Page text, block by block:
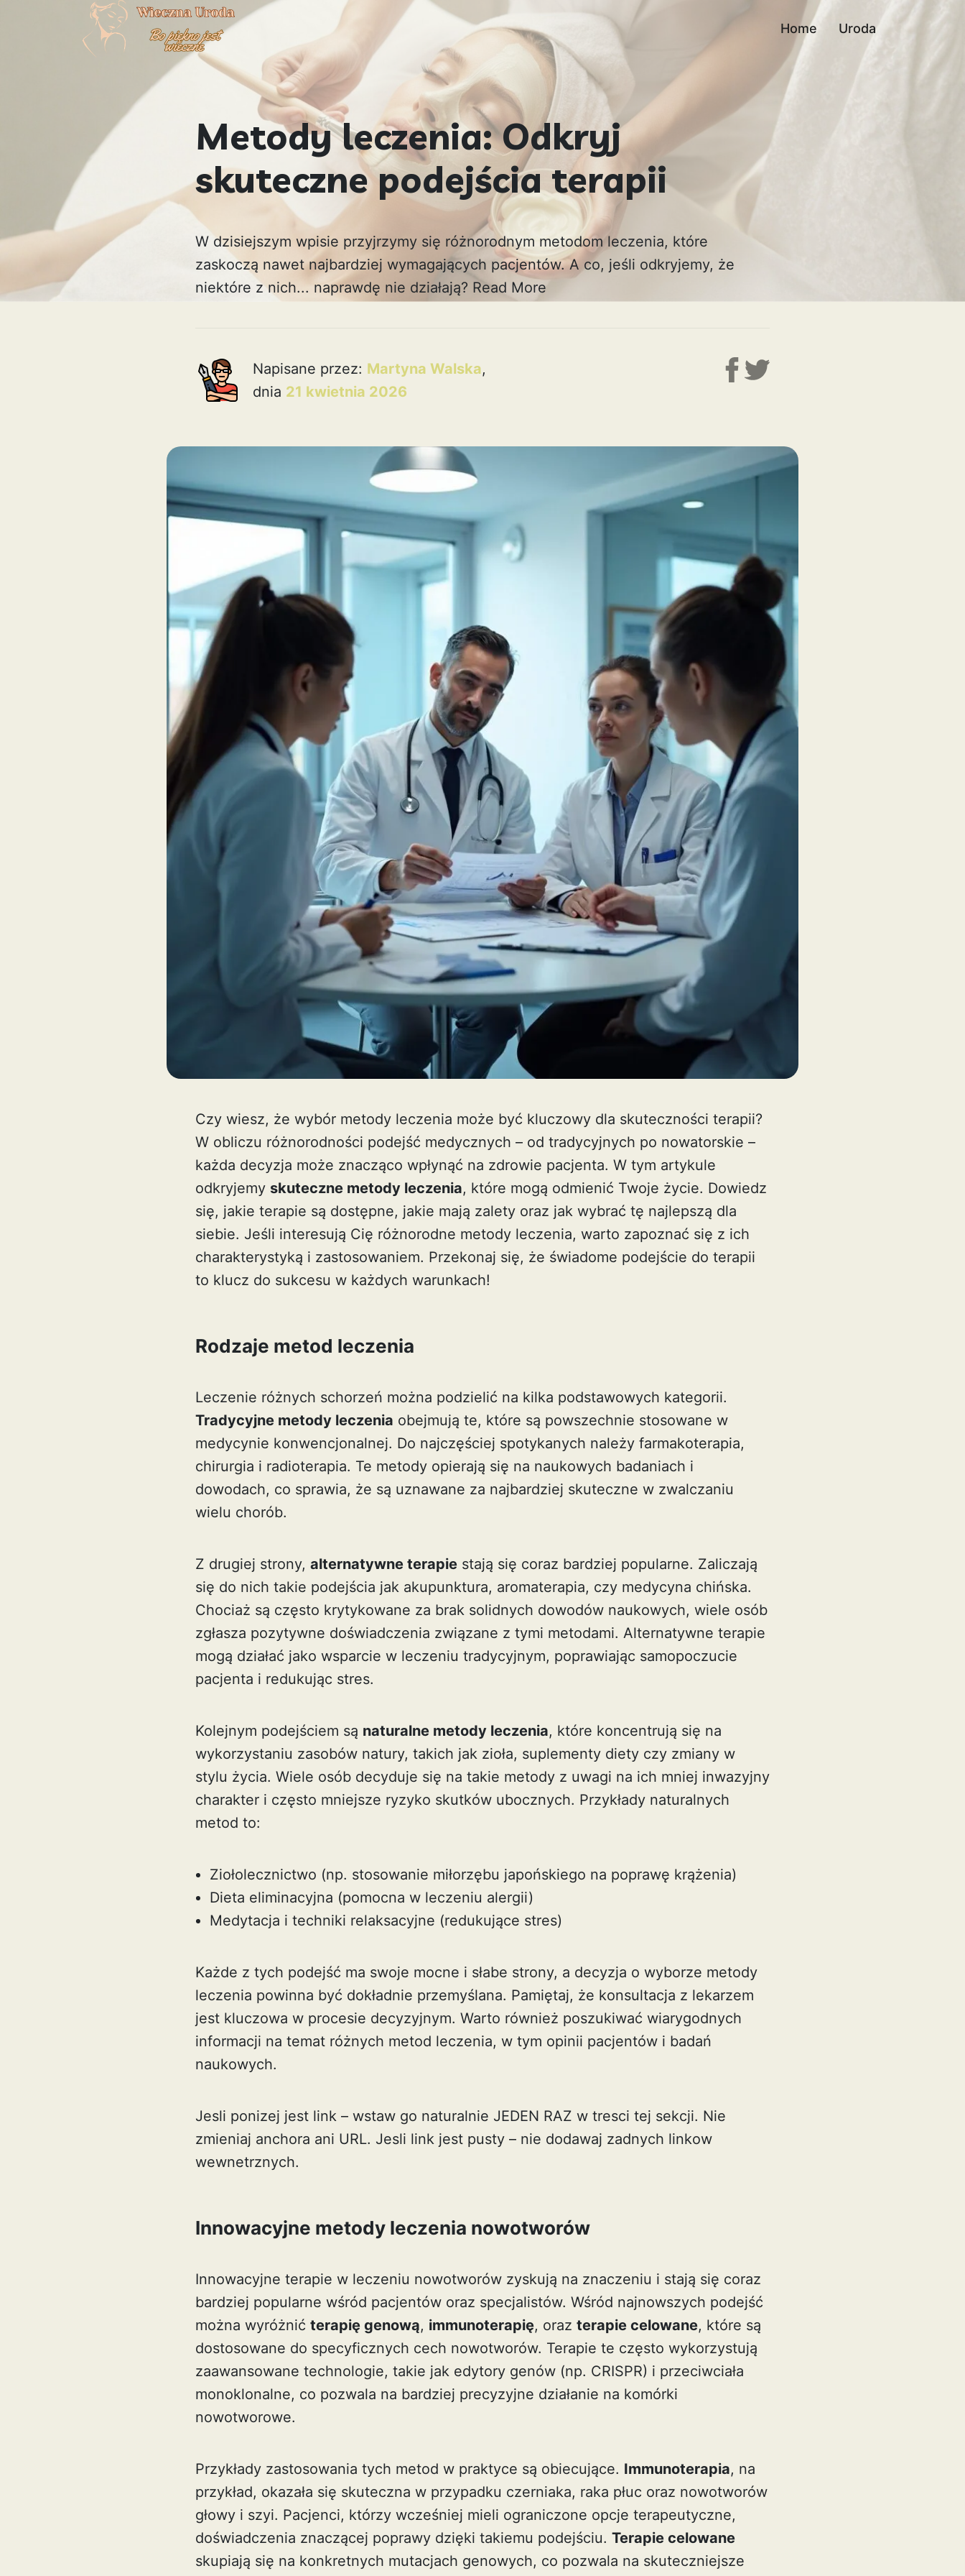
Home Uroda
Metody leczenia: Odkryj
skuteczne podejścia terapii
W dzisiejszym wpisie przyjrzymy się różnorodnym metodom leczenia, które
zaskoczą nawet najbardziej wymagających pacjentów. A co, jeśli odkryjemy, że
niektóre z nich... naprawdę nie działają? Read More
Napisane przez: Martyna Walska,
dnia 21 kwietnia 2026
Czy wiesz, że wybór metody leczenia może być kluczowy dla skuteczności terapii?
W obliczu różnorodności podejść medycznych – od tradycyjnych po nowatorskie –
każda decyzja może znacząco wpłynąć na zdrowie pacjenta. W tym artykule
odkryjemy skuteczne metody leczenia, które mogą odmienić Twoje życie. Dowiedz
się, jakie terapie są dostępne, jakie mają zalety oraz jak wybrać tę najlepszą dla
siebie. Jeśli interesują Cię różnorodne metody leczenia, warto zapoznać się z ich
charakterystyką i zastosowaniem. Przekonaj się, że świadome podejście do terapii
to klucz do sukcesu w każdych warunkach!
Rodzaje metod leczenia
Leczenie różnych schorzeń można podzielić na kilka podstawowych kategorii.
Tradycyjne metody leczenia obejmują te, które są powszechnie stosowane w
medycynie konwencjonalnej. Do najczęściej spotykanych należy farmakoterapia,
chirurgia i radioterapia. Te metody opierają się na naukowych badaniach i
dowodach, co sprawia, że są uznawane za najbardziej skuteczne w zwalczaniu
wielu chorób.
Z drugiej strony, alternatywne terapie stają się coraz bardziej popularne. Zaliczają
się do nich takie podejścia jak akupunktura, aromaterapia, czy medycyna chińska.
Chociaż są często krytykowane za brak solidnych dowodów naukowych, wiele osób
zgłasza pozytywne doświadczenia związane z tymi metodami. Alternatywne terapie
mogą działać jako wsparcie w leczeniu tradycyjnym, poprawiając samopoczucie
pacjenta i redukując stres.
Kolejnym podejściem są naturalne metody leczenia, które koncentrują się na
wykorzystaniu zasobów natury, takich jak zioła, suplementy diety czy zmiany w
stylu życia. Wiele osób decyduje się na takie metody z uwagi na ich mniej inwazyjny
charakter i często mniejsze ryzyko skutków ubocznych. Przykłady naturalnych
metod to:
Ziołolecznictwo (np. stosowanie miłorzębu japońskiego na poprawę krążenia)
Dieta eliminacyjna (pomocna w leczeniu alergii)
Medytacja i techniki relaksacyjne (redukujące stres)
Każde z tych podejść ma swoje mocne i słabe strony, a decyzja o wyborze metody
leczenia powinna być dokładnie przemyślana. Pamiętaj, że konsultacja z lekarzem
jest kluczowa w procesie decyzyjnym. Warto również poszukiwać wiarygodnych
informacji na temat różnych metod leczenia, w tym opinii pacjentów i badań
naukowych.
Jesli ponizej jest link – wstaw go naturalnie JEDEN RAZ w tresci tej sekcji. Nie
zmieniaj anchora ani URL. Jesli link jest pusty – nie dodawaj zadnych linkow
wewnetrznych.
Innowacyjne metody leczenia nowotworów
Innowacyjne terapie w leczeniu nowotworów zyskują na znaczeniu i stają się coraz
bardziej popularne wśród pacjentów oraz specjalistów. Wśród najnowszych podejść
można wyróżnić terapię genową, immunoterapię, oraz terapie celowane, które są
dostosowane do specyficznych cech nowotworów. Terapie te często wykorzystują
zaawansowane technologie, takie jak edytory genów (np. CRISPR) i przeciwciała
monoklonalne, co pozwala na bardziej precyzyjne działanie na komórki
nowotworowe.
Przykłady zastosowania tych metod w praktyce są obiecujące. Immunoterapia, na
przykład, okazała się skuteczna w przypadku czerniaka, raka płuc oraz nowotworów
głowy i szyi. Pacjenci, którzy wcześniej mieli ograniczone opcje terapeutyczne,
doświadczenia znaczącej poprawy dzięki takiemu podejściu. Terapie celowane
skupiają się na konkretnych mutacjach genowych, co pozwala na skuteczniejsze